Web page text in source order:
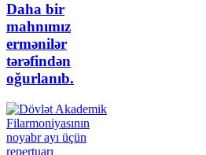
Daha bir
mahnımız
ermənilər
tərəfindən
oğurlanıb.